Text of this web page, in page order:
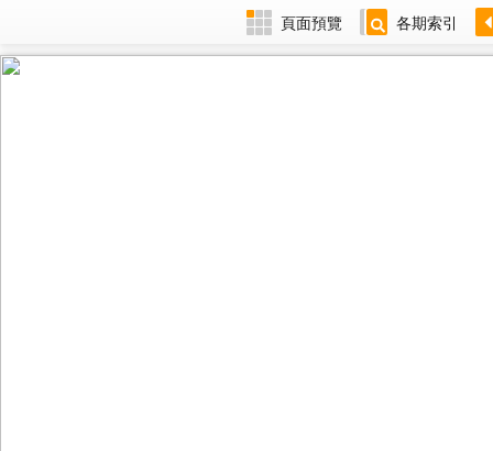
頁面預覽 各期索引